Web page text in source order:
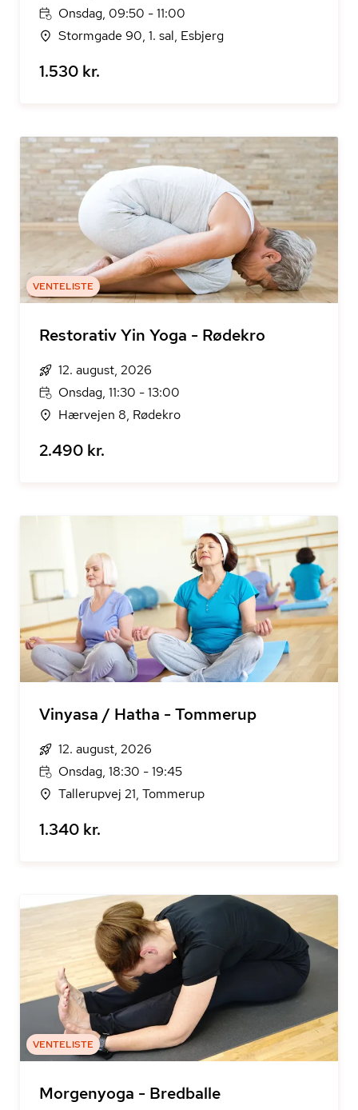
Onsdag, 09:50 - 11:00
Stormgade 90, 1. sal, Esbjerg
1.530 kr.
VENTELISTE
Restorativ Yin Yoga - Rødekro
12. august, 2026
Onsdag, 11:30 - 13:00
Hærvejen 8, Rødekro
2.490 kr.
Vinyasa / Hatha - Tommerup
12. august, 2026
Onsdag, 18:30 - 19:45
Tallerupvej 21, Tommerup
1.340 kr.
VENTELISTE
Morgenyoga - Bredballe